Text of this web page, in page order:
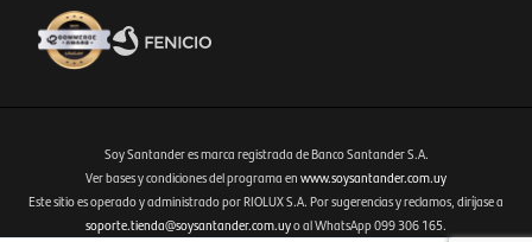
Fenicio eCommerce Uruguay
Soy Santander es marca registrada de Banco Santander S.A.
Ver bases y condiciones del programa en www.soysantander.com.uy
Este sitio es operado y administrado por RIOLUX S.A. Por sugerencias y reclamos, diríjase a
soporte.tienda@soysantander.com.uyo al WhatsApp 099 306 165.